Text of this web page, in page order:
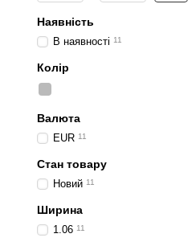
Наявність
В наявності 11
Колір
Валюта
EUR 11
Стан товару
Новий 11
Ширина
1.06 11